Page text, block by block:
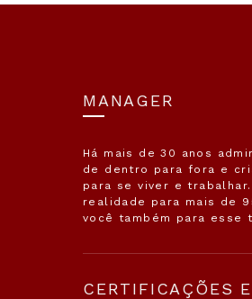
MANAGER
Há mais de 30 anos
de dentro para fora e
para se viver e
realidade para mais de
você também para esse
CERTIFICAÇÕES